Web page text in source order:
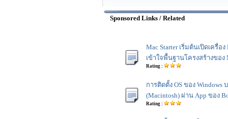
Sponsored Links / Related
Mac Starter เริ่มต้นเปิดเครื่อ
เข้าใจพื้นฐานโครงสร้างของ
Rating :
การติดตั้ง OS ของ Windows
(Macintosh) ผ่าน App ของ
Rating :